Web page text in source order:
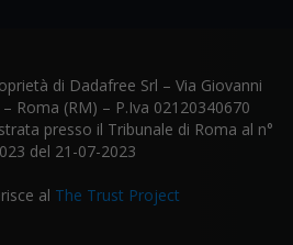
di Dadafree Srl – Via Giovanni
Roma (RM) – P.Iva 02120340670
presso il Tribunale di Roma al n°
del 21-07-2023
al The Trust Project